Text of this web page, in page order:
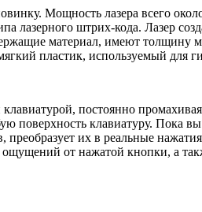
Мощность лазера всего
лазерного штрих-кода. Лазер
материал, имеют толщину
пластик, используемый для
клавиатурой, постоянно
поверхность клавиатуру. Пока
их в реальные
ощущений от нажатой кнопки, а